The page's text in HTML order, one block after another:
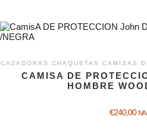
CAZADORAS CHAQUETAS CAMISAS
CAMISA DE
HOMBRE
€240,00